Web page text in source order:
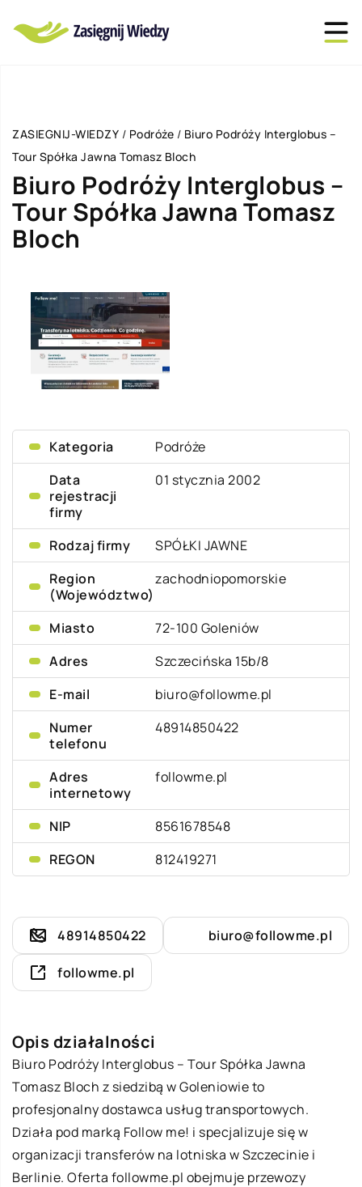
ZASIEGNIJ-WIEDZY / Podróże / Biuro Podróży Interglobus –
Tour Spółka Jawna Tomasz Bloch
Biuro Podróży Interglobus –
Tour Spółka Jawna Tomasz
Bloch
Kategoria
Podróże
Data
rejestracji
firmy
01 stycznia 2002
Rodzaj firmy
SPÓŁKI JAWNE
Region
(Województwo)
zachodniopomorskie
Miasto
72-100 Goleniów
Adres
Szczecińska 15b/8
E-mail
biuro@followme.pl
Numer
telefonu
48914850422
Adres
internetowy
followme.pl
NIP
8561678548
REGON
812419271
48914850422 biuro@followme.pl
followme.pl
Opis działalności
Biuro Podróży Interglobus – Tour Spółka Jawna
Tomasz Bloch z siedzibą w Goleniowie to
profesjonalny dostawca usług transportowych.
Działa pod marką Follow me! i specjalizuje się w
organizacji transferów na lotniska w Szczecinie i
Berlinie. Oferta followme.pl obejmuje przewozy